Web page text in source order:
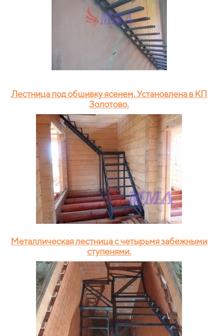
Лестница под обшивку ясенем. Установлена в КП
Золотово.
Металлическая лестница с четырьмя забежными
ступенями.